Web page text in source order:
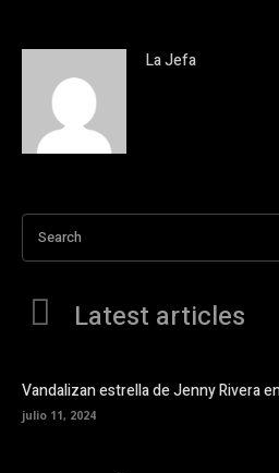
La Jefa
Search
Latest articles
Vandalizan estrella de Jenny Rivera
julio 11, 2024